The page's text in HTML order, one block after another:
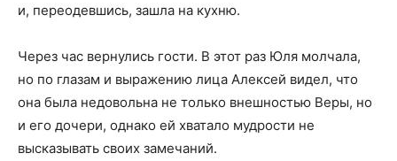
и, переодевшись, зашла на кухню.
Через час вернулись гости. В этот раз Юля молчала,
но по глазам и выражению лица Алексей видел, что
она была недовольна не только внешностью Веры, но
и его дочери, однако ей хватало мудрости не
высказывать своих замечаний.